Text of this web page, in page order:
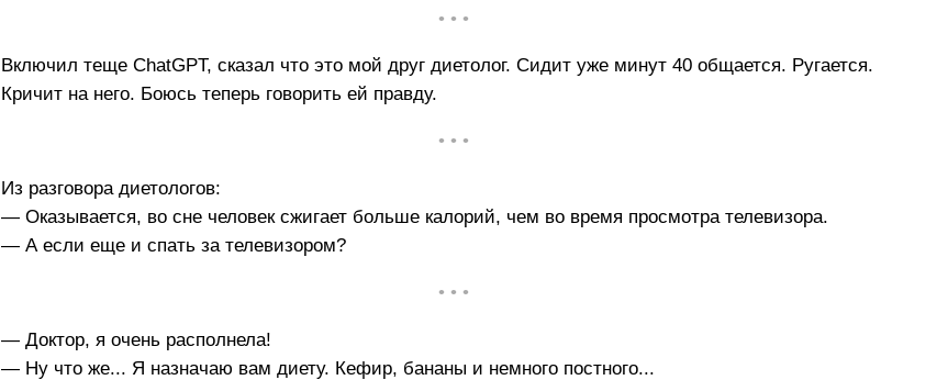
• • •
Включил теще ChatGPT, сказал что это мой друг диетолог. Сидит уже минут 40 общается. Ругается.
Кричит на него. Боюсь теперь говорить ей правду.
• • •
Из разговора диетологов:
— Оказывается, во сне человек сжигает больше калорий, чем во время просмотра телевизора.
— А если еще и спать за телевизором?
• • •
— Доктор, я очень располнела!
— Ну что же... Я назначаю вам диету. Кефир, бананы и немного постного...